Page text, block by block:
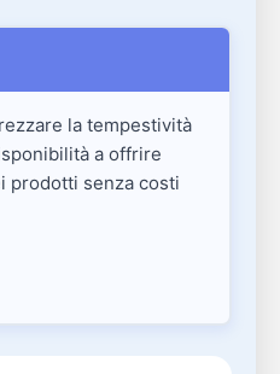
la tempestività
a offrire
prodotti senza costi